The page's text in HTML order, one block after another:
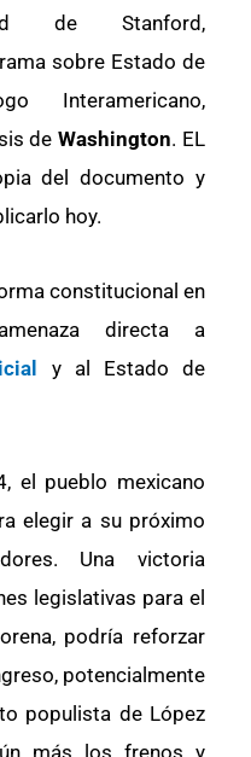
de Stanford,
sobre Estado de
Interamericano,
deWashington. EL
del documento y
hoy.
constitucional en
directa a
y al Estado de
el pueblo mexicano
elegir a su próximo
Una victoria
legislativas para el
podría reforzar
potencialmente
populista de López
más los frenos y